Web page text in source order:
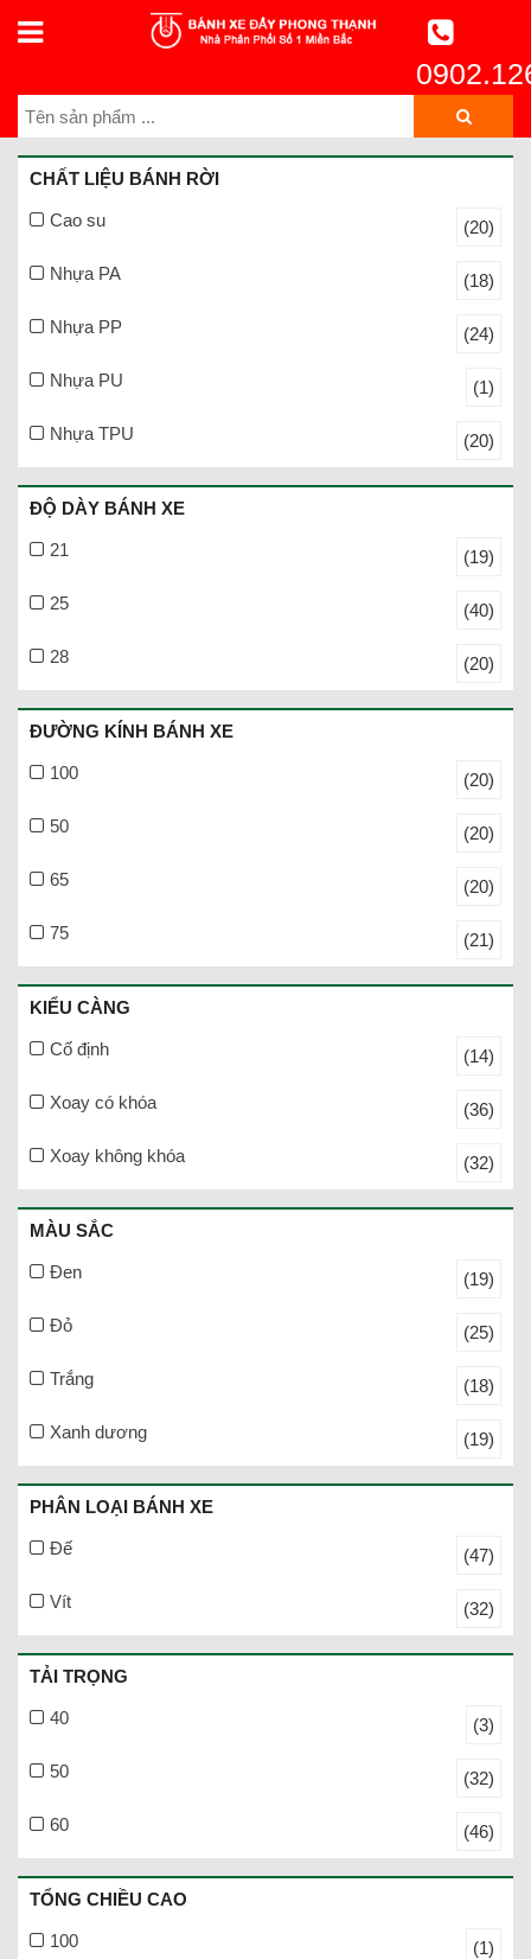
CHẤT LIỆU BÁNH RỜI
Cao su (20)
Nhựa PA (18)
Nhựa PP (24)
Nhựa PU (1)
Nhựa TPU (20)
ĐỘ DÀY BÁNH XE
21 (19)
25 (40)
28 (20)
ĐƯỜNG KÍNH BÁNH XE
100 (20)
50 (20)
65 (20)
75 (21)
KIỂU CÀNG
Cố định (14)
Xoay có khóa (36)
Xoay không khóa (32)
MÀU SẮC
Đen (19)
Đỏ (25)
Trắng (18)
Xanh dương (19)
PHÂN LOẠI BÁNH XE
Đế (47)
Vít (32)
TẢI TRỌNG
40 (3)
50 (32)
60 (46)
TỔNG CHIỀU CAO
100 (1)